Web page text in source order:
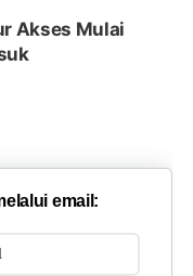
Akses Mulai
email: